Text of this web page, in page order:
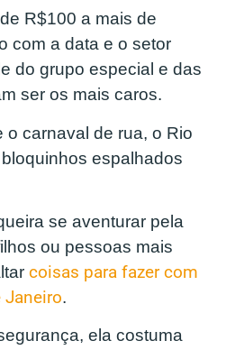
R$100 a mais de
com a data e o setor
do grupo especial e das
ser os mais caros.
o carnaval de rua, o Rio
espalhados
se aventurar pela
ou pessoas mais
coisas para fazer com
Janeiro.
ela costuma